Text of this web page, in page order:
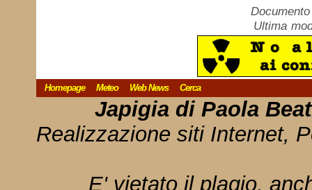
Ultima
Homepage Meteo Web News Cerca
Japigia di Paola
Realizzazione siti Internet,
E' vietato il plagio,